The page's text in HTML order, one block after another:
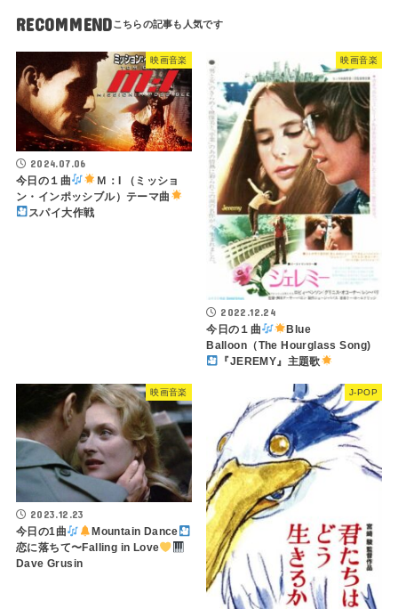
RECOMMEND
映画音楽
2024.07.06
今日の１曲
Ｍ：I （ミッショ
ン・インポッシブル）テーマ曲
スパイ大作戦
映画音楽
2022.12.24
今日の１曲
Blue
Balloon（The Hourglass Song)
『JEREMY』主題歌
映画音楽
2023.12.23
今日の1曲
Mountain Dance
恋に落ちて〜Falling in Love
Dave Grusin
J-POP